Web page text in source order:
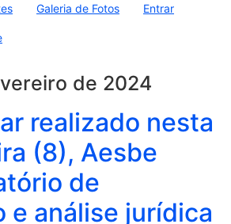
Galeria de Fotos Entrar
de 2024
realizado nesta
(8), Aesbe
de
e análise jurídica